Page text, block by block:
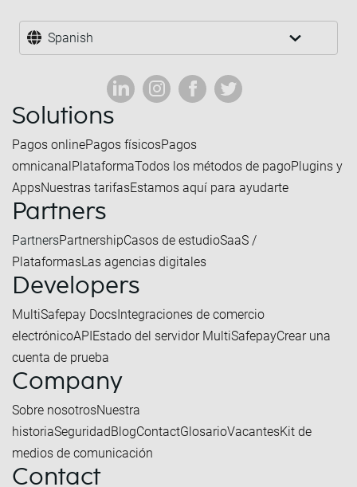
Spanish
Solutions
Pagos onlinePagos físicosPagos
omnicanalPlataformaTodos los métodos de pagoPlugins y
AppsNuestras tarifasEstamos aquí para ayudarte
Partners
PartnersPartnershipCasos de estudioSaaS /
PlataformasLas agencias digitales
Developers
MultiSafepay DocsIntegraciones de comercio
electrónicoAPIEstado del servidor MultiSafepayCrear una
cuenta de prueba
Company
Sobre nosotrosNuestra
historiaSeguridadBlogContactGlosarioVacantesKit de
medios de comunicación
Contact